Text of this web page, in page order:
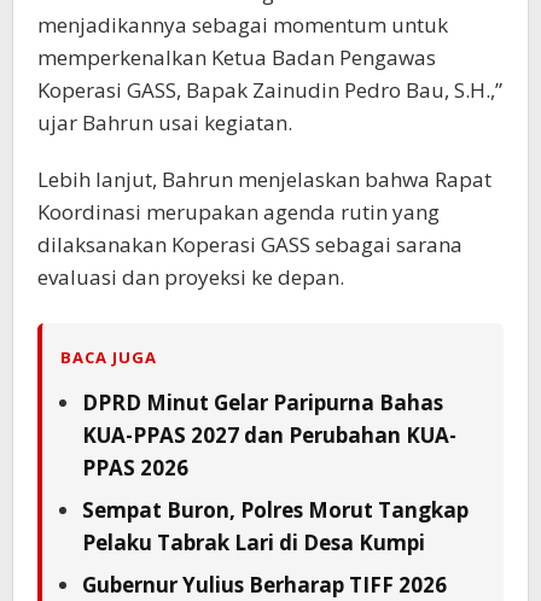
menjadikannya sebagai momentum untuk
memperkenalkan Ketua Badan Pengawas
Koperasi GASS, Bapak Zainudin Pedro Bau, S.H.,”
ujar Bahrun usai kegiatan.
Lebih lanjut, Bahrun menjelaskan bahwa Rapat
Koordinasi merupakan agenda rutin yang
dilaksanakan Koperasi GASS sebagai sarana
evaluasi dan proyeksi ke depan.
BACA JUGA
DPRD Minut Gelar Paripurna Bahas
KUA-PPAS 2027 dan Perubahan KUA-
PPAS 2026
Sempat Buron, Polres Morut Tangkap
Pelaku Tabrak Lari di Desa Kumpi
Gubernur Yulius Berharap TIFF 2026